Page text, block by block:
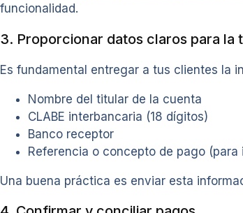
funcionalidad.
3. Proporcionar datos claros para la
Es fundamental entregar a tus clientes la
Nombre del titular de la cuenta
CLABE interbancaria (18 dígitos)
Banco receptor
Referencia o concepto de pago
Una buena práctica es enviar esta